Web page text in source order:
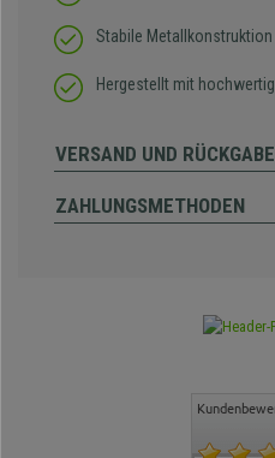
Stabile Metallkonstruktion
Hergestellt mit
VERSAND UND RÜCKGABE
ZAHLUNGSMETHODEN